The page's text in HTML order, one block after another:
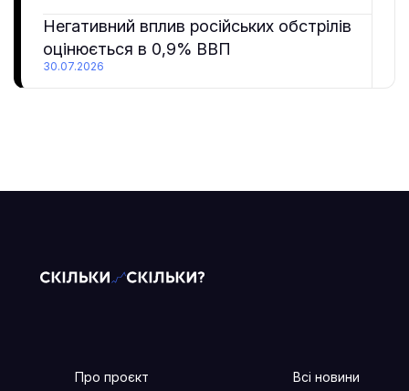
Негативний вплив російських обстрілів
оцінюється в 0,9% ВВП
30.07.2026
Про проєкт
Всі новини